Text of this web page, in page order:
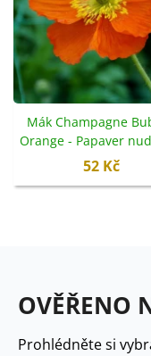
Mák Champagne
Orange - Papaver
- semena - 20 ks
52 Kč
OVĚŘENO
Prohlédněte si